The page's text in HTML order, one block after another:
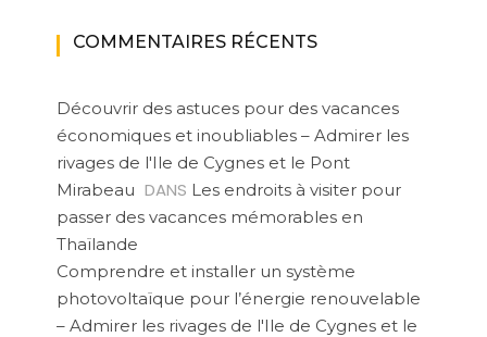
COMMENTAIRES RÉCENTS
Découvrir des astuces pour des vacances
économiques et inoubliables – Admirer les
rivages de l'Ile de Cygnes et le Pont
Mirabeau DANS Les endroits à visiter pour
passer des vacances mémorables en
Thaïlande
Comprendre et installer un système
photovoltaïque pour l’énergie renouvelable
– Admirer les rivages de l'Ile de Cygnes et le